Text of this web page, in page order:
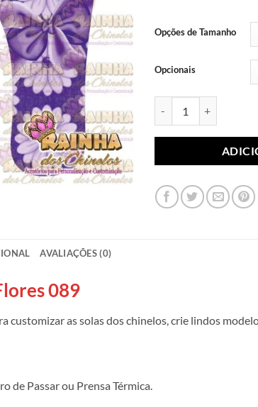
Opções de Tamanho
Opcionais
AVALIAÇÕES (0)
089
customizar as solas dos chinelos, crie lindos
de Passar ou Prensa Térmica.